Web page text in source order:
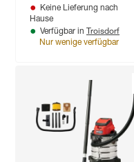
Keine Lieferung nach
Hause
Verfügbar in Troisdorf
Nur wenige verfügbar